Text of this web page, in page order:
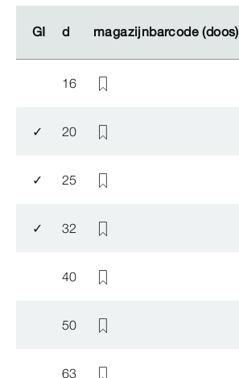
GI d magazijnbarcode (doos)
GI d magazijnbarcode (doos)
16
✓ 20
✓ 25
✓ 32
40
50
63